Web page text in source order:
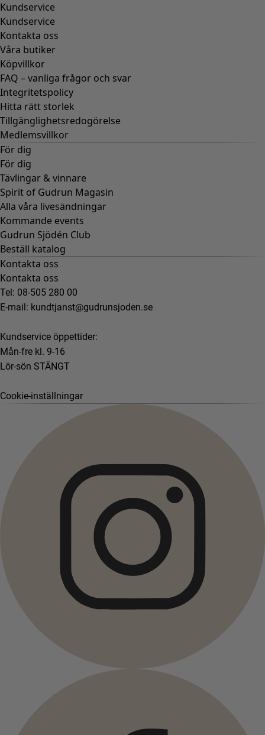
Kundservice
Kundservice
Kontakta oss
Våra butiker
Köpvillkor
FAQ – vanliga frågor och svar
Integritetspolicy
Hitta rätt storlek
Tillgänglighetsredogörelse
Medlemsvillkor
För dig
För dig
Tävlingar & vinnare
Spirit of Gudrun Magasin
Alla våra livesändningar
Kommande events
Gudrun Sjödén Club
Beställ katalog
Kontakta oss
Kontakta oss
Tel: 08-505 280 00
E-mail: kundtjanst@gudrunsjoden.se
Kundservice öppettider:
Mån-fre kl. 9-16
Lör-sön STÄNGT
Cookie-inställningar